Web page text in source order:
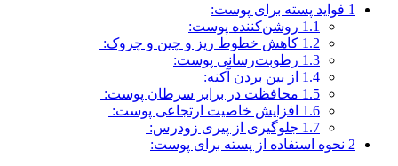
1 فواید پسته برای پوست:
1.1 روشن‌کننده پوست:
1.2 کاهش خطوط ریز و چین و چروک:
1.3 رطوبت‌رسانی پوست:
1.4 از بین بردن آکنه:
1.5 محافظت در برابر سرطان پوست:
1.6 افزایش خاصیت ارتجاعی پوست:
1.7 جلوگیری از پیری زودرس:
2 نحوه استفاده از پسته برای پوست: